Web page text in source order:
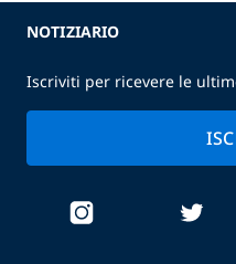
NOTIZIARIO
Iscriviti per ricevere le